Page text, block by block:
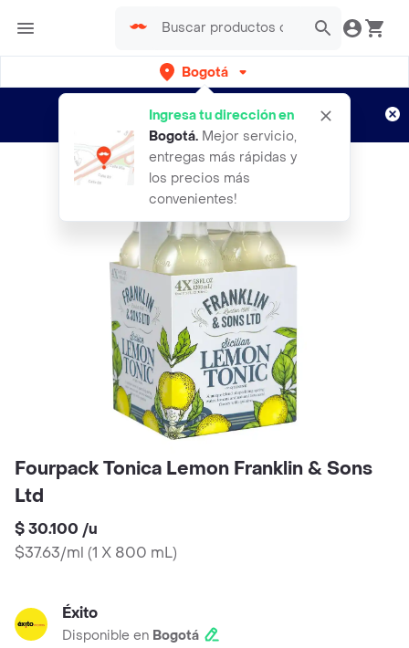
Bogotá
Ingresa tu dirección en
Bogotá. Mejor servicio,
entregas más rápidas y
los precios más
convenientes!
envíos gratis por semanas
Aplican TyC
Fourpack Tonica Lemon Franklin & Sons
Ltd
$ 30.100 /u
$37.63/ml (1 X 800 mL)
Éxito
Disponible en Bogotá